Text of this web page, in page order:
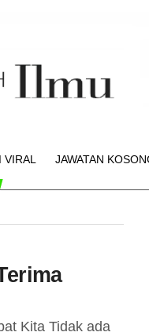
VIRAL JAWATAN
Kita Tidak ada